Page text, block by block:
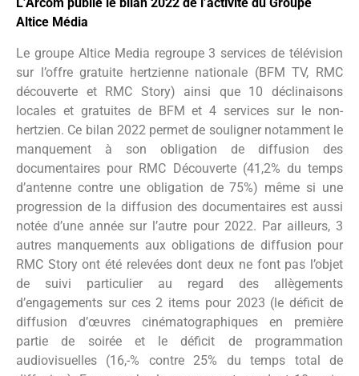
L’Arcom publie le bilan 2022 de l’activité du Groupe
Altice Média
Le groupe Altice Media regroupe 3 services de télévision
sur l’offre gratuite hertzienne nationale (BFM TV, RMC
découverte et RMC Story) ainsi que 10 déclinaisons
locales et gratuites de BFM et 4 services sur le non-
hertzien. Ce bilan 2022 permet de souligner notamment le
manquement à son obligation de diffusion des
documentaires pour RMC Découverte (41,2% du temps
d’antenne contre une obligation de 75%) même si une
progression de la diffusion des documentaires est aussi
notée d’une année sur l’autre pour 2022. Par ailleurs, 3
autres manquements aux obligations de diffusion pour
RMC Story ont été relevées dont deux ne font pas l’objet
de suivi particulier au regard des allègements
d’engagements sur ces 2 items pour 2023 (le déficit de
diffusion d’œuvres cinématographiques en première
partie de soirée et le déficit de programmation
audiovisuelles (16,-% contre 25% du temps total de